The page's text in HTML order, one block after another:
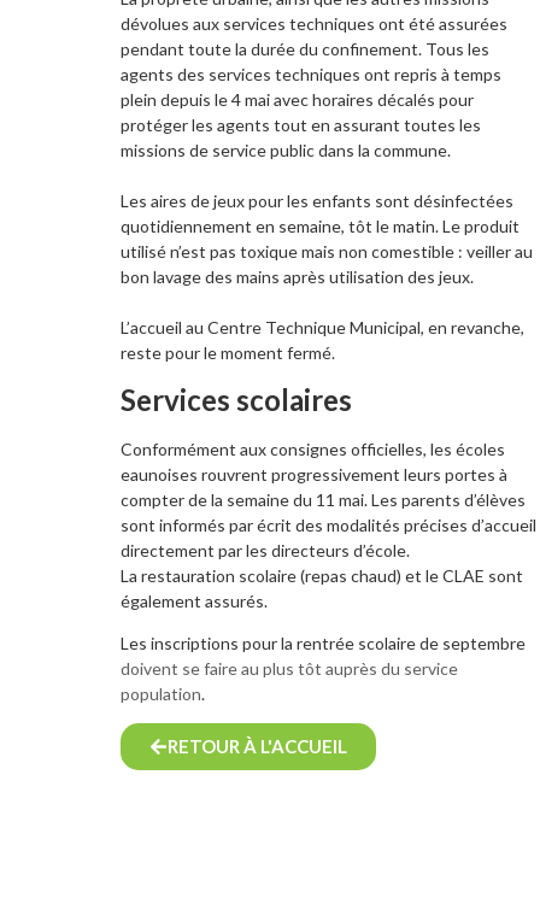
dévolues aux services techniques ont été assurées
pendant toute la durée du confinement. Tous les
agents des services techniques ont repris à temps
plein depuis le 4 mai avec horaires décalés pour
protéger les agents tout en assurant toutes les
missions de service public dans la commune.
Les aires de jeux pour les enfants sont désinfectées
quotidiennement en semaine, tôt le matin. Le produit
utilisé n’est pas toxique mais non comestible : veiller au
bon lavage des mains après utilisation des jeux.
L’accueil au Centre Technique Municipal, en revanche,
reste pour le moment fermé.
Services scolaires
Conformément aux consignes officielles, les écoles
eaunoises rouvrent progressivement leurs portes à
compter de la semaine du 11 mai. Les parents d’élèves
sont informés par écrit des modalités précises d’accueil
directement par les directeurs d’école.
La restauration scolaire (repas chaud) et le CLAE sont
également assurés.
Les inscriptions pour la rentrée scolaire de septembre
doivent se faire au plus tôt auprès du service
population.
RETOUR À L'ACCUEIL